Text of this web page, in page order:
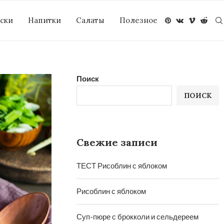
Напитки Салаты Полезное
Поиск
ПОИСК
Свежие записи
ТЕСТ Рисоблин с яблоком
Рисоблин с яблоком
Суп-пюре с брокколи и сельдереем